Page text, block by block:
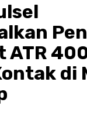
ATR
di